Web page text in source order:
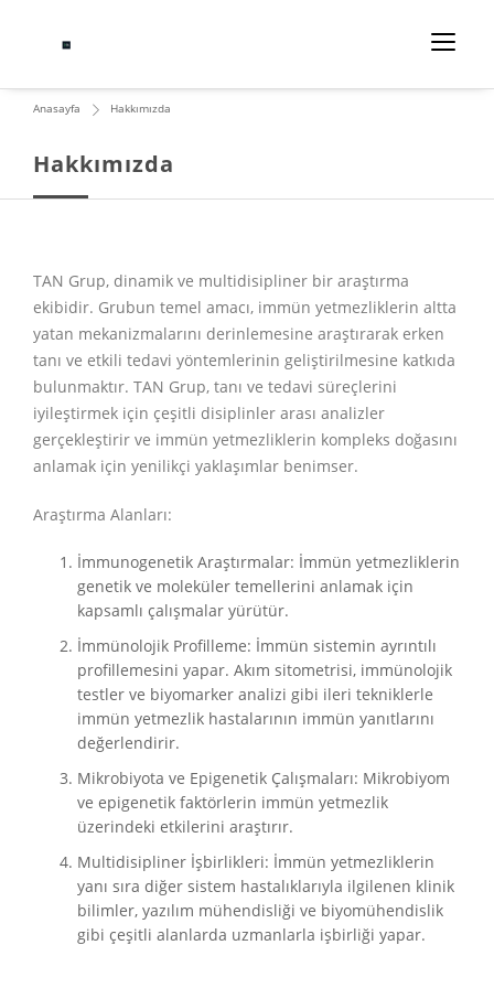
Hakkımızda
Anasayfa Hakkımızda
TAN Grup, dinamik ve multidisipliner bir araştırma
ekibidir. Grubun temel amacı, immün yetmezliklerin altta
yatan mekanizmalarını derinlemesine araştırarak erken
tanı ve etkili tedavi yöntemlerinin geliştirilmesine katkıda
bulunmaktır. TAN Grup, tanı ve tedavi süreçlerini
iyileştirmek için çeşitli disiplinler arası analizler
gerçekleştirir ve immün yetmezliklerin kompleks doğasını
anlamak için yenilikçi yaklaşımlar benimser.
Araştırma Alanları:
İmmunogenetik Araştırmalar: İmmün yetmezliklerin
genetik ve moleküler temellerini anlamak için
kapsamlı çalışmalar yürütür.
İmmünolojik Profilleme: İmmün sistemin ayrıntılı
profillemesini yapar. Akım sitometrisi, immünolojik
testler ve biyomarker analizi gibi ileri tekniklerle
immün yetmezlik hastalarının immün yanıtlarını
değerlendirir.
Mikrobiyota ve Epigenetik Çalışmaları: Mikrobiyom
ve epigenetik faktörlerin immün yetmezlik
üzerindeki etkilerini araştırır.
Multidisipliner İşbirlikleri: İmmün yetmezliklerin
yanı sıra diğer sistem hastalıklarıyla ilgilenen klinik
bilimler, yazılım mühendisliği ve biyomühendislik
gibi çeşitli alanlarda uzmanlarla işbirliği yapar.